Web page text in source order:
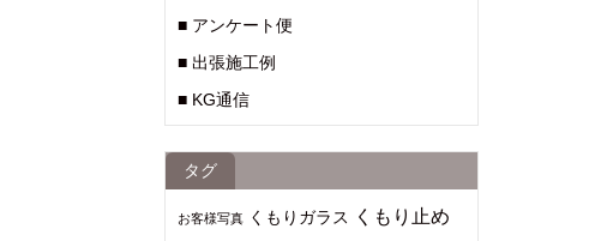
■ アンケート便
■ 出張施工例
■ KG通信
タグ
お客様写真 くもりガラス くもり止め